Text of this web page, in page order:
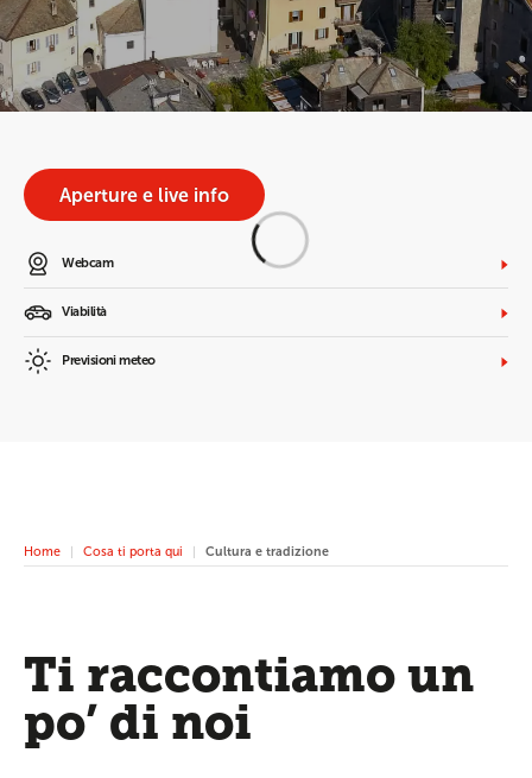
Aperture e live info
Webcam
Viabilità
Previsioni meteo
Home Cosa ti porta qui Cultura e tradizione
Ti raccontiamo un
po’ di noi